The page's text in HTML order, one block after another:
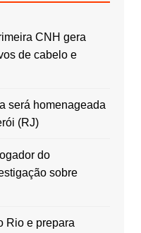
CNH gera
de cabelo e
será homenageada
(RJ)
do
sobre
Rio e prepara